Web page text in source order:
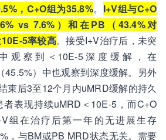
，C+O组为35.8%。 I+V组与C+O
vs 7.6%）和在PB（43.4%对
5率较高。接受I+V治疗后，未突
观察到＜10E-5深度缓解，在
45.5%）中也观察到深度缓解。另外
束后3至12个月内uMRD缓解的持久
表现持续uMRD＜10E-5，而C+O
组在治疗后第一年的无进展生存
，与BM或PB MRD状态无关。需要